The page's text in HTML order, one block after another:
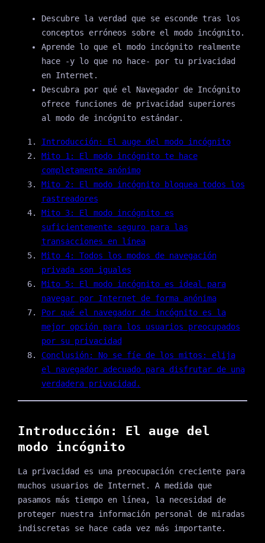
Descubre la verdad que se esconde tras los
conceptos erróneos sobre el modo incógnito.
Aprende lo que el modo incógnito realmente
hace -y lo que no hace- por tu privacidad
en Internet.
Descubra por qué el Navegador de Incógnito
ofrece funciones de privacidad superiores
al modo de incógnito estándar.
Introducción: El auge del modo incógnito
Mito 1: El modo incógnito te hace
completamente anónimo
Mito 2: El modo incógnito bloquea todos los
rastreadores
Mito 3: El modo incógnito es
suficientemente seguro para las
transacciones en línea
Mito 4: Todos los modos de navegación
privada son iguales
Mito 5: El modo incógnito es ideal para
navegar por Internet de forma anónima
Por qué el navegador de incógnito es la
mejor opción para los usuarios preocupados
por su privacidad
Conclusión: No se fíe de los mitos: elija
el navegador adecuado para disfrutar de una
verdadera privacidad.
Introducción: El auge del
modo incógnito
La privacidad es una preocupación creciente para
muchos usuarios de Internet. A medida que
pasamos más tiempo en línea, la necesidad de
proteger nuestra información personal de miradas
indiscretas se hace cada vez más importante.